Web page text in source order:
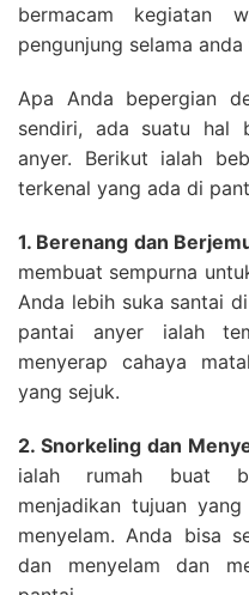
bermacam kegiatan
pengunjung selama
Apa Anda bepergian
sendiri, ada suatu hal
anyer. Berikut ialah
terkenal yang ada di
1. Berenang dan
membuat sempurna
Anda lebih suka santai
pantai anyer ialah
menyerap cahaya
yang sejuk.
2. Snorkeling dan
ialah rumah buat
menjadikan tujuan
menyelam. Anda bisa
dan menyelam dan